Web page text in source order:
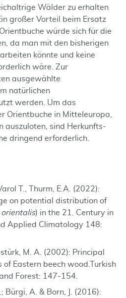
Wälder zu erhalten
großer Vorteil beim Ersatz
würde sich für die
da man mit den bisherigen
könnte und keine
wäre. Zur
ausgewählte
natürlichen
werden. Um das
Orientbuche in Mitteleuropa,
auszuloten, sind Herkunfts-
dringend erforderlich.
T., Thurm, E.A. (2022):
on potential distribution of
orientalis) in the 21. Century in
Applied Climatology 148:
M. A. (2002): Principal
Eastern beech wood.Turkish
Forest: 147-154.
Bürgi, A. & Born, J. (2016):